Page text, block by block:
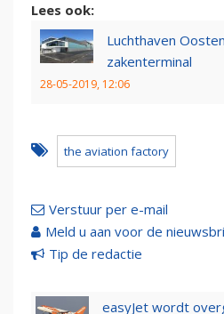
Lees ook:
Luchthaven
zakenterminal
28-05-2019, 12:06
the aviation factory
Verstuur per e-mail
Meld u aan voor de
Tip de redactie
easyJet wordt